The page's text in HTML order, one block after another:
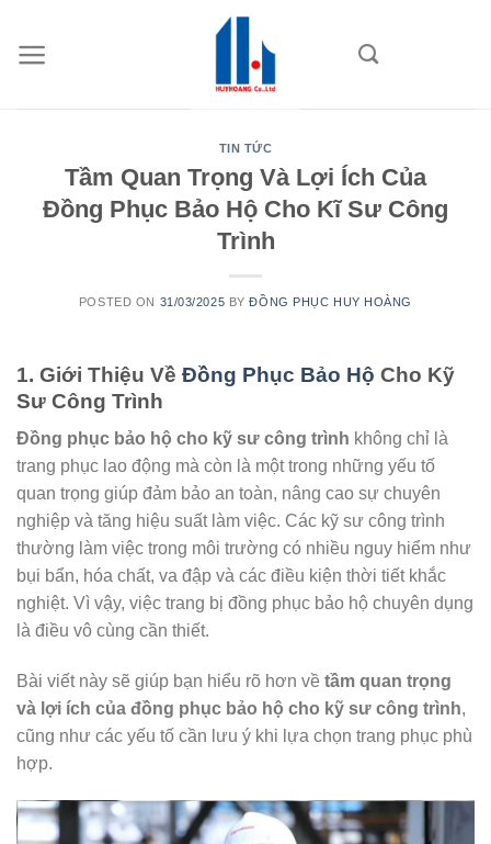
content
TIN TỨC
Tầm Quan Trọng Và Lợi Ích Của
Đồng Phục Bảo Hộ Cho Kĩ Sư Công
Trình
POSTED ON 31/03/2025 BYĐỒNG PHỤC HUY HOÀNG
1. Giới Thiệu Về Đồng Phục Bảo Hộ Cho Kỹ
Sư Công Trình
Đồng phục bảo hộ cho kỹ sư công trình không chỉ là
trang phục lao động mà còn là một trong những yếu tố
quan trọng giúp đảm bảo an toàn, nâng cao sự chuyên
nghiệp và tăng hiệu suất làm việc. Các kỹ sư công trình
thường làm việc trong môi trường có nhiều nguy hiểm như
bụi bẩn, hóa chất, va đập và các điều kiện thời tiết khắc
nghiệt. Vì vậy, việc trang bị đồng phục bảo hộ chuyên dụng
là điều vô cùng cần thiết.
Bài viết này sẽ giúp bạn hiểu rõ hơn về tầm quan trọng
và lợi ích của đồng phục bảo hộ cho kỹ sư công trình,
cũng như các yếu tố cần lưu ý khi lựa chọn trang phục phù
hợp.